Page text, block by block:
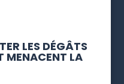
LES DÉGÂTS
MENACENT LA